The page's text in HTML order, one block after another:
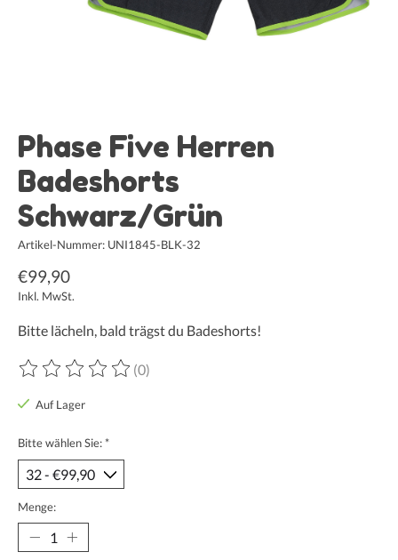
Phase Five Herren
Badeshorts
Schwarz/Grün
Artikel-Nummer: UNI1845-BLK-32
€99,90
Inkl. MwSt.
Bitte lächeln, bald trägst du Badeshorts!
Die Bewertung dieses Produkts ist
(0)
Auf Lager
Bitte wählen Sie:*
Menge: